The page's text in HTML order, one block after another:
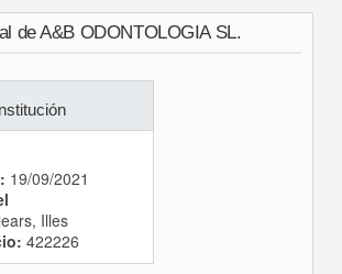
de A&B ODONTOLOGIA SL.
19/09/2021
Illes
422226